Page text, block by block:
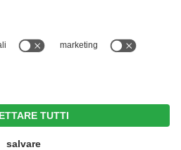
dell’Umanità UNESCO.
aggiornamento dei contenuti, si
la correttezza e la completezza di
chiedendo direttamente sul posto